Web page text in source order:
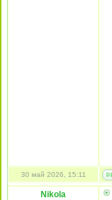
30 май 2026, 15:11
Nikola